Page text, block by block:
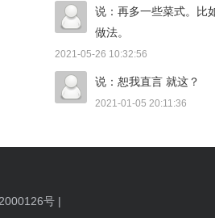
说：再多一些菜式。比
做法。
2021-05-26 10:32:56
说：恕我直言 就这？
2021-01-05 20:11:36
号 |